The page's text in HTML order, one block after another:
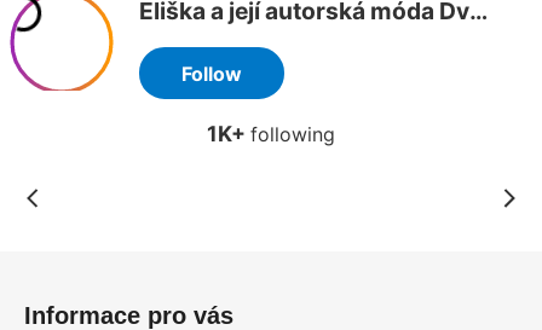
Informace pro vás